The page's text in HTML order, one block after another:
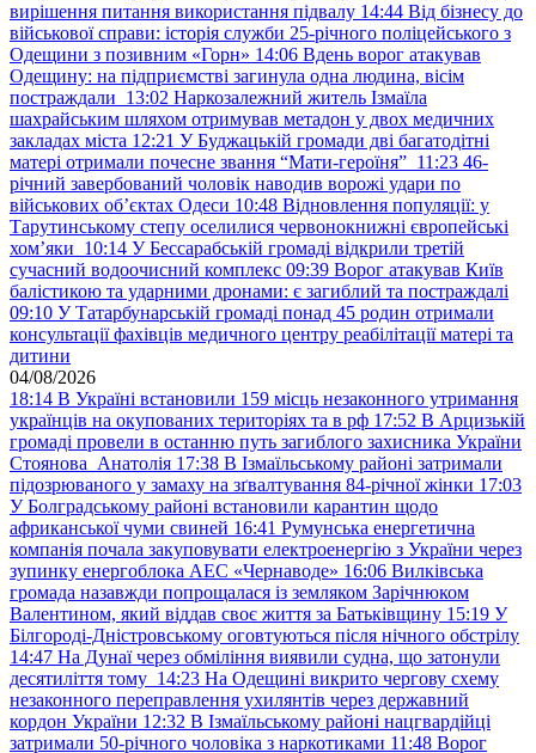
вирішення питання використання підвалу 14:44 Від бізнесу до
військової справи: історія служби 25-річного поліцейського з
Одещини з позивним «Горн» 14:06 Вдень ворог атакував
Одещину: на підприємстві загинула одна людина, вісім
постраждали 13:02 Наркозалежний житель Ізмаїла
шахрайським шляхом отримував метадон у двох медичних
закладах міста 12:21 У Буджацькій громади дві багатодітні
матері отримали почесне звання “Мати-героїня” 11:23 46-
річний завербований чоловік наводив ворожі удари по
військових обʼєктах Одеси 10:48 Відновлення популяції: у
Тарутинському степу оселилися червонокнижні європейські
хом’яки 10:14 У Бессарабській громаді відкрили третій
сучасний водоочисний комплекс 09:39 Ворог атакував Київ
балістикою та ударними дронами: є загиблий та постраждалі
09:10 У Татарбунарській громаді понад 45 родин отримали
консультації фахівців медичного центру реабілітації матері та
дитини
04/08/2026
18:14 В Україні встановили 159 місць незаконного утримання
українців на окупованих територіях та в рф 17:52 В Арцизькій
громаді провели в останню путь загиблого захисника України
Стоянова Анатолія 17:38 В Ізмаїльському районі затримали
підозрюваного у замаху на зґвалтування 84-річної жінки 17:03
У Болградському районі встановили карантин щодо
африканської чуми свиней 16:41 Румунська енергетична
компанія почала закуповувати електроенергію з України через
зупинку енергоблока АЕС «Чернаводе» 16:06 Вилківська
громада назавжди попрощалася із земляком Зарічнюком
Валентином, який віддав своє життя за Батьківщину 15:19 У
Білгороді-Дністровському оговтуються після нічного обстрілу
14:47 На Дунаї через обміління виявили судна, що затонули
десятиліття тому 14:23 На Одещині викрито чергову схему
незаконного переправлення ухилянтів через державний
кордон України 12:32 В Ізмаїльському районі нацгвардійці
затримали 50-річного чоловіка з наркотиками 11:48 Ворог